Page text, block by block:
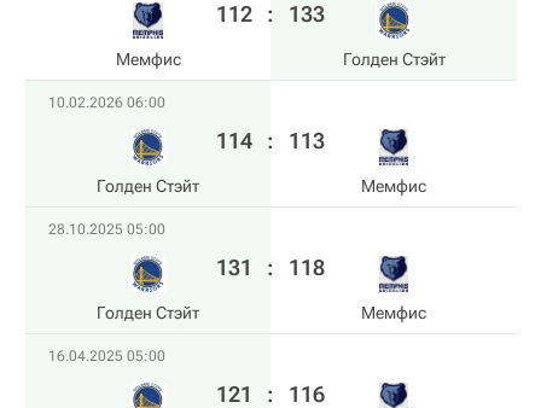
Мемфис
112 : 133
Голден Стэйт
10.02.2026 06:00
Голден Стэйт
114 : 113
Мемфис
28.10.2025 05:00
Голден Стэйт
131 : 118
Мемфис
16.04.2025 05:00
121 : 116